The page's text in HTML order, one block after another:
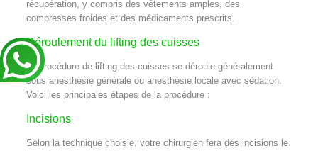
récupération, y compris des vêtements amples, des
compresses froides et des médicaments prescrits.
Déroulement du lifting des cuisses
La procédure de lifting des cuisses se déroule généralement
sous anesthésie générale ou anesthésie locale avec sédation.
Voici les principales étapes de la procédure :
Incisions
Selon la technique choisie, votre chirurgien fera des incisions le